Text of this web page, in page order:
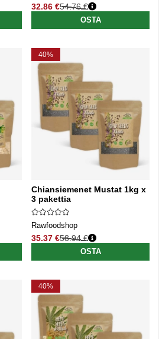
32.86 €
Normaali hinta
54.76 €
OSTA
40%
Chiansiemenet Mustat 1kg x
3 pakettia
Rawfoodshop
35.37 €
Normaali hinta
58.94 €
OSTA
40%